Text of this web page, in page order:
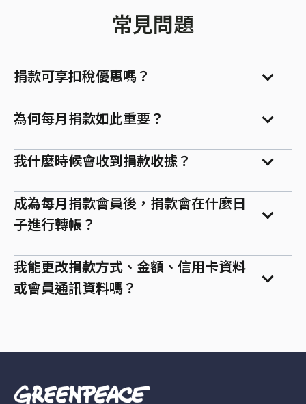
常見問題
捐款可享扣稅優惠嗎？
為何每月捐款如此重要？
我什麼時候會收到捐款收據？
成為每月捐款會員後，捐款會在什麼日
子進行轉帳？
我能更改捐款方式、金額、信用卡資料
或會員通訊資料嗎？